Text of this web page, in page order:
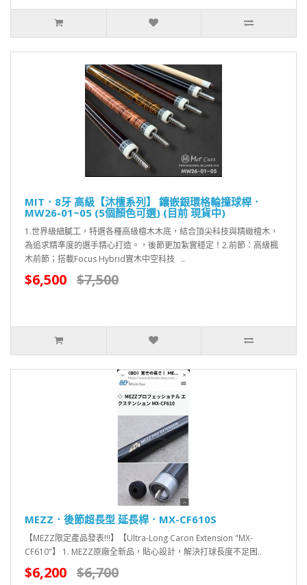
MIT．8牙 高級【沐檀系列】 鑲嵌銀環格輪撞球桿．
MW26-01~05 (5個顏色可選) (目前 現貨中)
1.世界級細膩工，特選各種高級檀木木底，結合頂尖科技與精緻檀木，
為追求精準度的選手精心打造。，後節更加紮實穩定！2.前節：高級楓
木前節；搭載Focus Hybrid實木中空科技 ..
$6,500 $7,500
MEZZ．後節超長型 延長桿．MX-CF610S
【MEZZ限定產品發表!!!】【Ultra-Long Caron Extension "MX-
CF610"】 1. MEZZ原廠全新品，貼心設計，解決打球長度不足困..
$6,200 $6,700